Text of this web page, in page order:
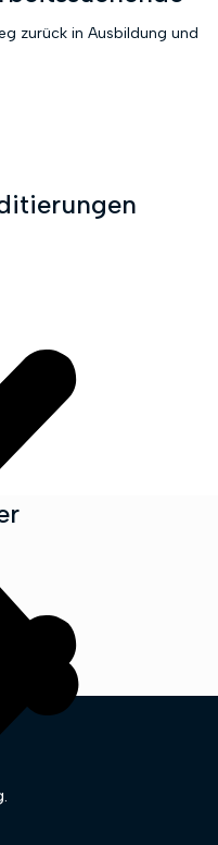
zurück in Ausbildung und